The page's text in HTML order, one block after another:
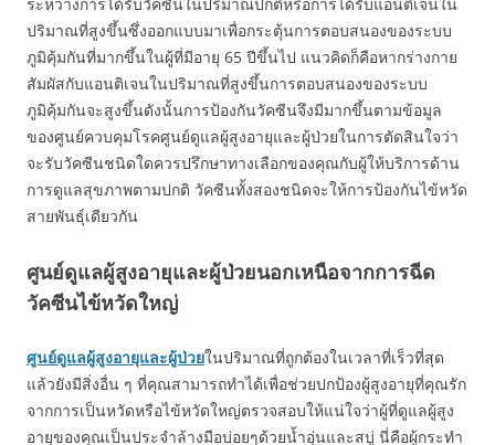
ปริมาณที่สูงขึ้นซึ่งออกแบบมาเพื่อกระตุ้นการตอบสนองของระบบ
ภูมิคุ้มกันที่มากขึ้นในผู้ที่มีอายุ 65 ปีขึ้นไป แนวคิดก็คือหากร่างกาย
สัมผัสกับแอนติเจนในปริมาณที่สูงขึ้นการตอบสนองของระบบ
ภูมิคุ้มกันจะสูงขึ้นดังนั้นการป้องกันวัคซีนจึงมีมากขึ้นตามข้อมูล
ของศูนย์ควบคุมโรคศูนย์ดูแลผู้สูงอายุและผู้ป่วยในการตัดสินใจว่า
จะรับวัคซีนชนิดใดควรปรึกษาทางเลือกของคุณกับผู้ให้บริการด้าน
การดูแลสุขภาพตามปกติ วัคซีนทั้งสองชนิดจะให้การป้องกันไข้หวัด
สายพันธุ์เดียวกัน
ศูนย์ดูแลผู้สูงอายุและผู้ป่วยนอกเหนือจากการฉีด
วัคซีนไข้หวัดใหญ่
ศูนย์ดูแลผู้สูงอายุและผู้ป่วยในปริมาณที่ถูกต้องในเวลาที่เร็วที่สุด
แล้วยังมีสิ่งอื่น ๆ ที่คุณสามารถทำได้เพื่อช่วยปกป้องผู้สูงอายุที่คุณรัก
จากการเป็นหวัดหรือไข้หวัดใหญ่ตรวจสอบให้แน่ใจว่าผู้ที่ดูแลผู้สูง
อายุของคุณเป็นประจำล้างมือบ่อยๆด้วยน้ำอุ่นและสบู่ นี่คือผู้กระทำ